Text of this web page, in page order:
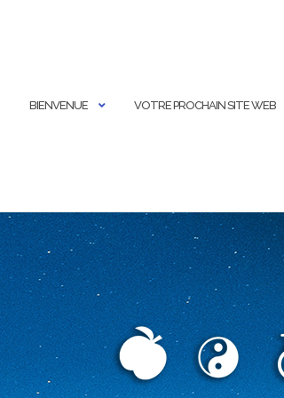
BIENVENUE VOTRE PROCHAIN SITE WEB